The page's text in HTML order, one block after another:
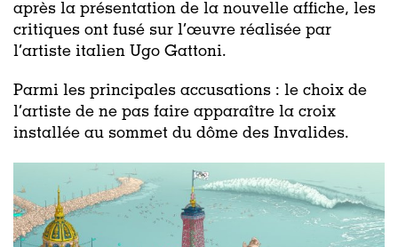
après la présentation de la nouvelle affiche, les
critiques ont fusé sur l’œuvre réalisée par
l’artiste italien Ugo Gattoni.
Parmi les principales accusations : le choix de
l’artiste de ne pas faire apparaître la croix
installée au sommet du dôme des Invalides.